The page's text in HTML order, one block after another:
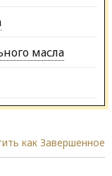
масла
как Завершенное